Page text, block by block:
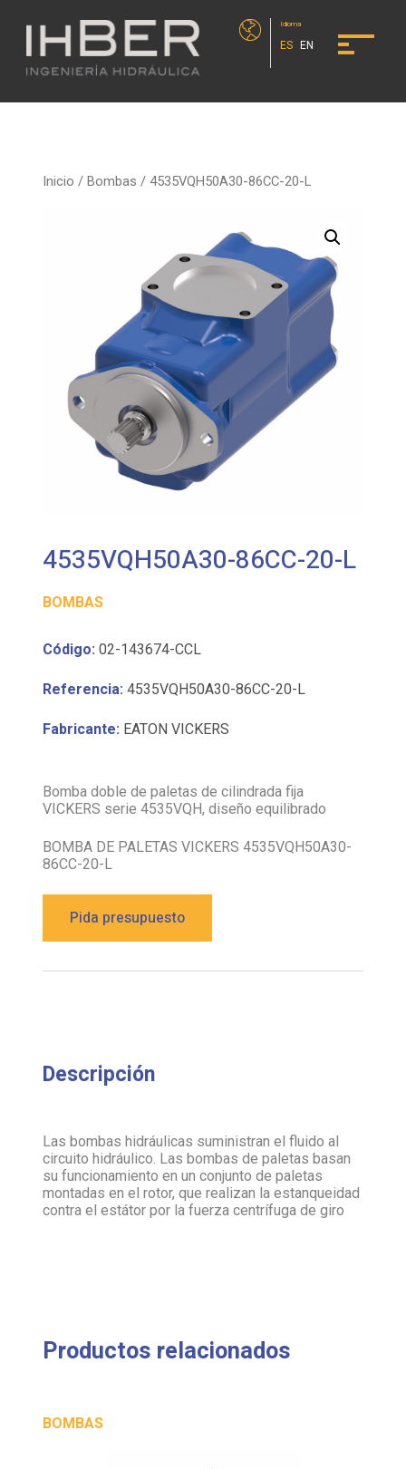
Idioma
ES EN
Inicio /Bombas / 4535VQH50A30-86CC-20-L
4535VQH50A30-86CC-20-L
BOMBAS
Código: 02-143674-CCL
Referencia: 4535VQH50A30-86CC-20-L
Fabricante: EATON VICKERS
Bomba doble de paletas de cilindrada fija
VICKERS serie 4535VQH, diseño equilibrado
BOMBA DE PALETAS VICKERS 4535VQH50A30-
86CC-20-L
Pida presupuesto
Descripción
Las bombas hidráulicas suministran el fluido al
circuito hidráulico. Las bombas de paletas basan
su funcionamiento en un conjunto de paletas
montadas en el rotor, que realizan la estanqueidad
contra el estátor por la fuerza centrífuga de giro
Productos relacionados
BOMBAS